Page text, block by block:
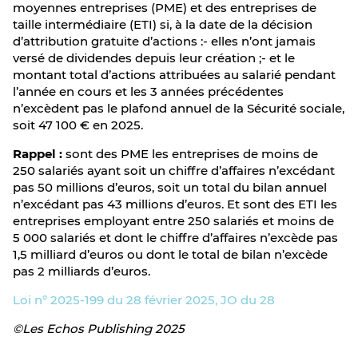
moyennes entreprises (PME) et des entreprises de
taille intermédiaire (ETI) si, à la date de la décision
d’attribution gratuite d’actions :- elles n’ont jamais
versé de dividendes depuis leur création ;- et le
montant total d’actions attribuées au salarié pendant
l’année en cours et les 3 années précédentes
n’excèdent pas le plafond annuel de la Sécurité sociale,
soit 47 100 € en 2025.
Rappel : sont des PME les entreprises de moins de
250 salariés ayant soit un chiffre d’affaires n’excédant
pas 50 millions d’euros, soit un total du bilan annuel
n’excédant pas 43 millions d’euros. Et sont des ETI les
entreprises employant entre 250 salariés et moins de
5 000 salariés et dont le chiffre d’affaires n’excède pas
1,5 milliard d’euros ou dont le total de bilan n’excède
pas 2 milliards d’euros.
Loi n° 2025-199 du 28 février 2025, JO du 28
©Les Echos Publishing 2025